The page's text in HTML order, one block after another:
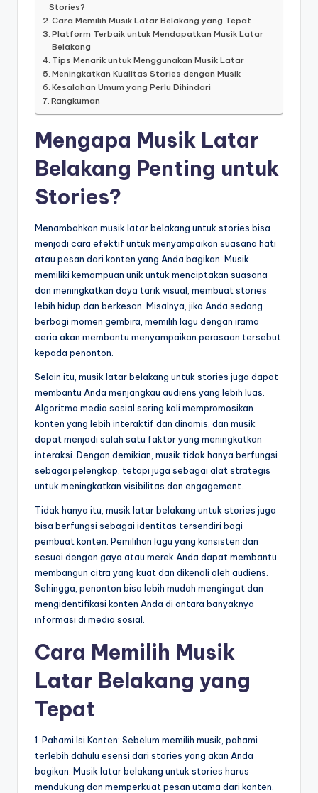
Stories?
Cara Memilih Musik Latar Belakang yang Tepat
Platform Terbaik untuk Mendapatkan Musik Latar
Belakang
Tips Menarik untuk Menggunakan Musik Latar
Meningkatkan Kualitas Stories dengan Musik
Kesalahan Umum yang Perlu Dihindari
Rangkuman
Mengapa Musik Latar
Belakang Penting untuk
Stories?
Menambahkan musik latar belakang untuk stories bisa
menjadi cara efektif untuk menyampaikan suasana hati
atau pesan dari konten yang Anda bagikan. Musik
memiliki kemampuan unik untuk menciptakan suasana
dan meningkatkan daya tarik visual, membuat stories
lebih hidup dan berkesan. Misalnya, jika Anda sedang
berbagi momen gembira, memilih lagu dengan irama
ceria akan membantu menyampaikan perasaan tersebut
kepada penonton.
Selain itu, musik latar belakang untuk stories juga dapat
membantu Anda menjangkau audiens yang lebih luas.
Algoritma media sosial sering kali mempromosikan
konten yang lebih interaktif dan dinamis, dan musik
dapat menjadi salah satu faktor yang meningkatkan
interaksi. Dengan demikian, musik tidak hanya berfungsi
sebagai pelengkap, tetapi juga sebagai alat strategis
untuk meningkatkan visibilitas dan engagement.
Tidak hanya itu, musik latar belakang untuk stories juga
bisa berfungsi sebagai identitas tersendiri bagi
pembuat konten. Pemilihan lagu yang konsisten dan
sesuai dengan gaya atau merek Anda dapat membantu
membangun citra yang kuat dan dikenali oleh audiens.
Sehingga, penonton bisa lebih mudah mengingat dan
mengidentifikasi konten Anda di antara banyaknya
informasi di media sosial.
Cara Memilih Musik
Latar Belakang yang
Tepat
1. Pahami Isi Konten: Sebelum memilih musik, pahami
terlebih dahulu esensi dari stories yang akan Anda
bagikan. Musik latar belakang untuk stories harus
mendukung dan memperkuat pesan utama dari konten.